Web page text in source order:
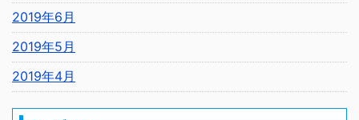
2019年6月
2019年5月
2019年4月